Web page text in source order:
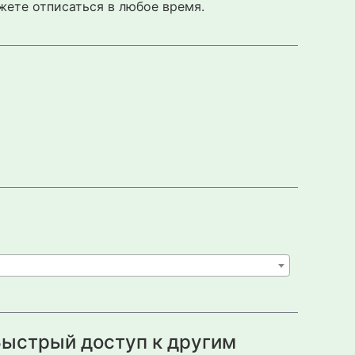
отписаться в любое время.
доступ к другим